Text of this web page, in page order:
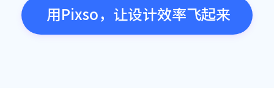
用Pixso，让设计效率飞起来